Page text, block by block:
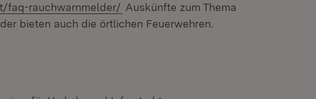
faq-rauchwarnmelder/ Auskünfte zum Thema
bieten auch die örtlichen Feuerwehren.